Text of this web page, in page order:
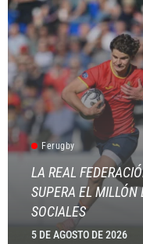
Ferugby
LA REAL
SUPERA EL MILLÓN
SOCIALES
5 DE AGOSTO DE 2026